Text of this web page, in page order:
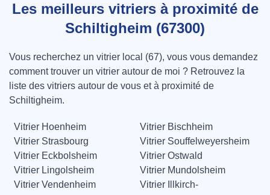
Les meilleurs vitriers à proximité de
Schiltigheim (67300)
Vous recherchez un vitrier local (67), vous vous demandez
comment trouver un vitrier autour de moi ? Retrouvez la
liste des vitriers autour de vous et à proximité de
Schiltigheim.
Vitrier Hoenheim
Vitrier Bischheim
Vitrier Strasbourg
Vitrier Souffelweyersheim
Vitrier Eckbolsheim
Vitrier Ostwald
Vitrier Lingolsheim
Vitrier Mundolsheim
Vitrier Vendenheim
Vitrier Illkirch-